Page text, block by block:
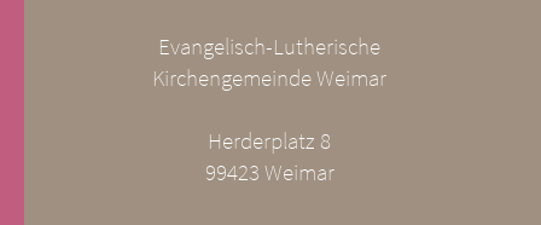
Evangelisch-Lutherische
Kirchengemeinde Weimar
Herderplatz 8
99423 Weimar